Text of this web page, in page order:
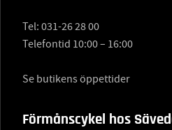
Tel: 031-26 28 00
Telefontid 10:00 – 16:00
Se butikens öppettider
Förmånscykel hos